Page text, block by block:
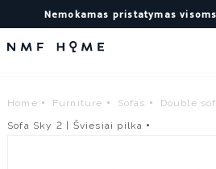
Nemokamas pristatymas
Home Furniture Sofas
Double
Sofa Sky 2 | Šviesiai pilka